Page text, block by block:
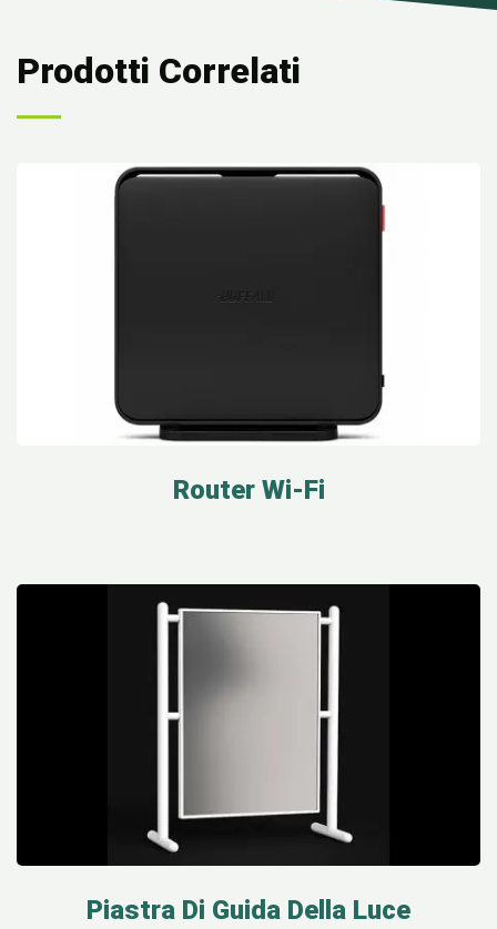
Prodotti Correlati
Router Wi-Fi
Piastra Di Guida Della Luce